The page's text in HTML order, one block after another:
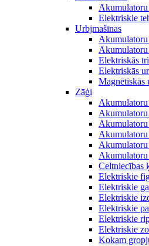
Elektriskie
Urbjmašīnas
Akumulatoru
Elektriskās
Elektriskās
Magnētiskās
Zāģi
Akumulatoru
Akumulatoru
Akumulatoru
Celtniecības
Elektriskie
Elektriskie
Elektriskie
Elektriskie
Elektriskie
Elektriskie
Kokam